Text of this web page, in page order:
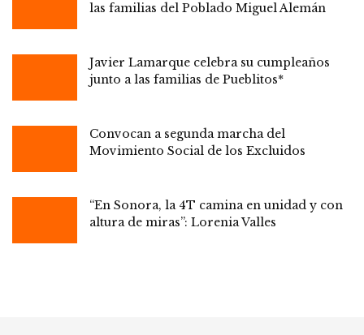
las familias del Poblado Miguel Alemán
Javier Lamarque celebra su cumpleaños
junto a las familias de Pueblitos*
Convocan a segunda marcha del
Movimiento Social de los Excluidos
“En Sonora, la 4T camina en unidad y con
altura de miras”: Lorenia Valles